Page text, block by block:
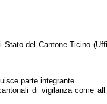
Stato del Cantone Ticino
parte integrante.
di vigilanza come